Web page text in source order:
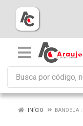
INÍCIO BANDEJA